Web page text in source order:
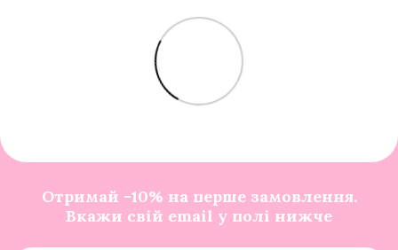
Отримай -10% на перше замовлення.
Вкажи свій email у полі нижче